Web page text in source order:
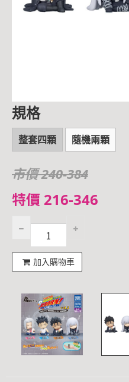
規格
整套四顆 隨機兩顆
市價 240-384
特價 216-346
加入購物車